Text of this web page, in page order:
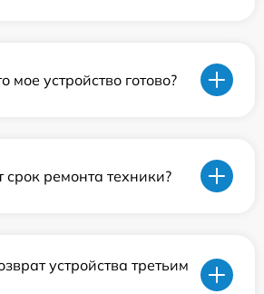
мое устройство готово?
срок ремонта техники?
устройства третьим